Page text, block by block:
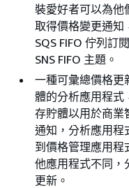
裝愛好者可以為他
取得價格變更通知
SQS FIFO 佇列訂
SNS FIFO 主題。
一種可彙總價格更
體的分析應用程式
存貯體以用於商業
通知，分析應用程
到價格管理應用程
他應用程式不同，
更新。